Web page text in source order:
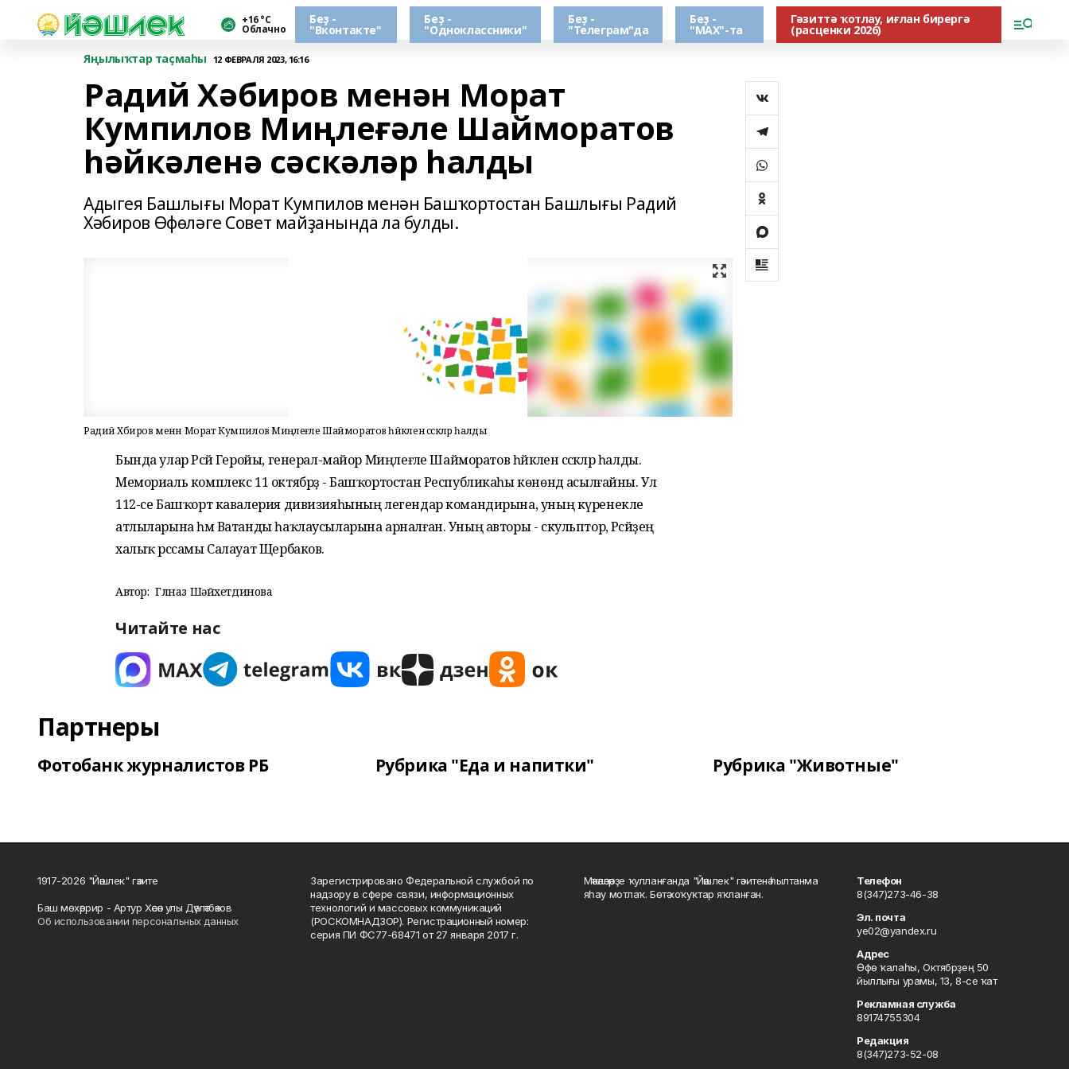
+16 °С
Облачно
Беҙ -
"Вконтакте"
Беҙ -
"Одноклассники"
Беҙ -
"Телеграм"да
Беҙ -
"МАХ"-та
Гәзиттә ҡотлау, иғлан бирергә
(расценки 2026)
Яңылыҡтар таҫмаһы
12 ФЕВРАЛЯ 2023, 16:16
Радий Хәбиров менән Морат
Кумпилов Миңлеғәле Шайморатов
һәйкәленә сәскәләр һалды
Адыгея Башлығы Морат Кумпилов менән Башҡортостан Башлығы Радий
Хәбиров Өфөләге Совет майҙанында ла булды.
Радий Хәбиров менән Морат Кумпилов Миңлеғәле Шайморатов һәйкәленә сәскәләр һалды
Бында улар Рәсәй Геройы, генерал-майор Миңлеғәле Шайморатов һәйкәленә сәскәләр һалды.
Мемориаль комплекс 11 октябрҙә - Башҡортостан Республикаһы көнөндә асылғайны. Ул
112-се Башҡорт кавалерия дивизияһының легендар командирына, уның күренекле
атлыларына һәм Ватанды һаҡлаусыларына арналған. Уның авторы - скульптор, Рәсәйҙең
халыҡ рәссамы Салауат Щербаков.
Автор: Гөлназ Шәйхетдинова
Читайте нас
Партнеры
Фотобанк журналистов РБ Рубрика "Еда и напитки" Рубрика "Животные"
1917-2026 "Йәшлек" гәзите
Баш мөхәррир - Артур Хәсән улы Дәүләтбәков
Об использовании персональных данных
Зарегистрировано Федеральной службой по
надзору в сфере связи, информационных
технологий и массовых коммуникаций
(РОСКОМНАДЗОР). Регистрационный номер:
серия ПИ ФС77-68471 от 27 января 2017 г.
Мәҡәләләрҙе ҡулланғанда "Йәшлек" гәзитенә һылтанма
яһау мотлаҡ. Бөтә хоҡуҡтар яҡланған.
Телефон
8(347)273-46-38
Эл. почта
ye02@yandex.ru
Адрес
Өфө ҡалаһы, Октябрҙең 50
йыллығы урамы, 13, 8-се ҡат
Рекламная служба
89174755304
Редакция
8(347)273-52-08